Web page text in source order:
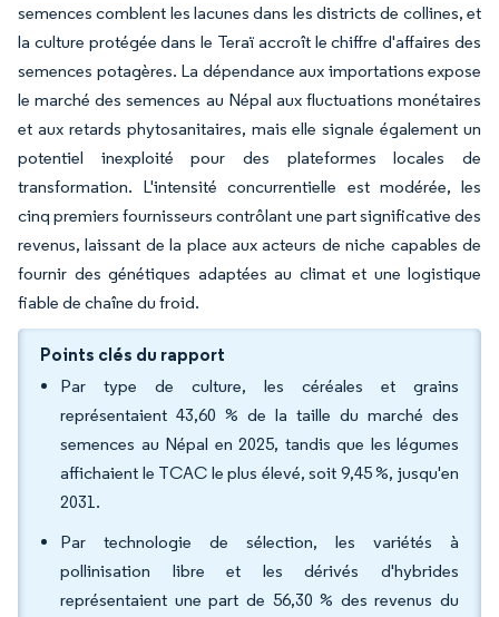
semences comblent les lacunes dans les districts de collines, et
la culture protégée dans le Teraï accroît le chiffre d'affaires des
semences potagères. La dépendance aux importations expose
le marché des semences au Népal aux fluctuations monétaires
et aux retards phytosanitaires, mais elle signale également un
potentiel inexploité pour des plateformes locales de
transformation. L'intensité concurrentielle est modérée, les
cinq premiers fournisseurs contrôlant une part significative des
revenus, laissant de la place aux acteurs de niche capables de
fournir des génétiques adaptées au climat et une logistique
fiable de chaîne du froid.
Points clés du rapport
Par type de culture, les céréales et grains
représentaient 43,60 % de la taille du marché des
semences au Népal en 2025, tandis que les légumes
affichaient le TCAC le plus élevé, soit 9,45 %, jusqu'en
2031.
Par technologie de sélection, les variétés à
pollinisation libre et les dérivés d'hybrides
représentaient une part de 56,30 % des revenus du